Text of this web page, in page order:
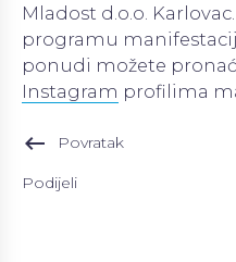
Mladost d.o.o.
programu
ponudi možete
Instagram profilima
keyboard_backspace Povratak
Podijeli